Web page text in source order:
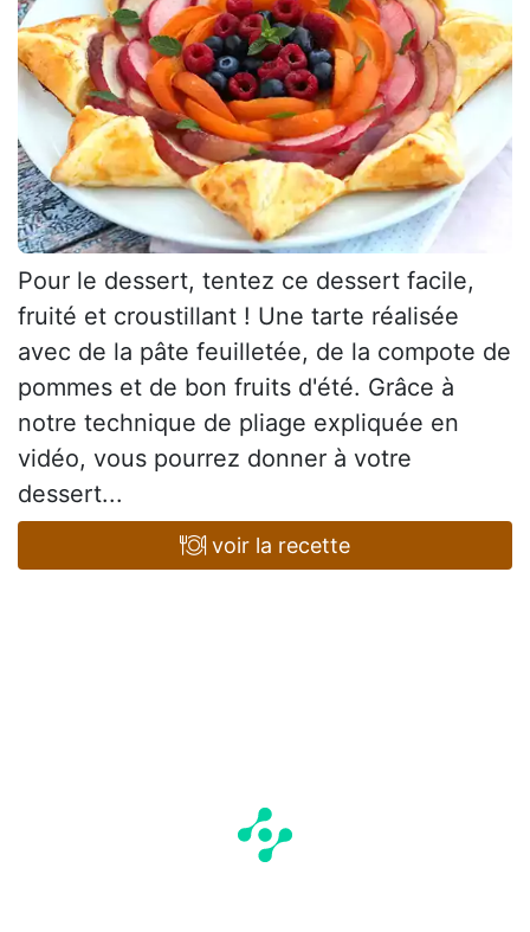
Pour le dessert, tentez ce dessert facile,
fruité et croustillant ! Une tarte réalisée
avec de la pâte feuilletée, de la compote de
pommes et de bon fruits d'été. Grâce à
notre technique de pliage expliquée en
vidéo, vous pourrez donner à votre
dessert...
voir la recette